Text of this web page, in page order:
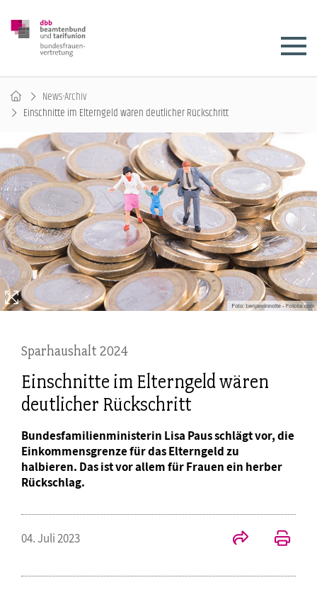
News-Archiv
Einschnitte im Elterngeld wären deutlicher Rückschritt
Sparhaushalt 2024
Einschnitte im Elterngeld wären
deutlicher Rückschritt
Bundesfamilienministerin Lisa Paus schlägt vor, die
Einkommensgrenze für das Elterngeld zu
halbieren. Das ist vor allem für Frauen ein herber
Rückschlag.
04. Juli 2023